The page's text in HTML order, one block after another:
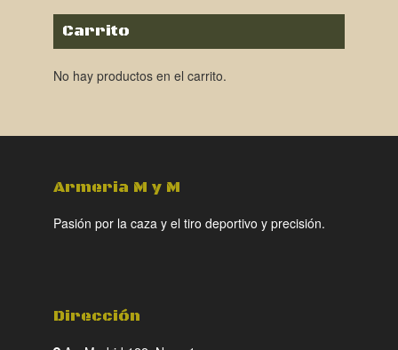
Carrito
No hay productos en el carrito.
Armeria M y M
Pasión por la caza y el tiro deportivo y precisión.
Dirección